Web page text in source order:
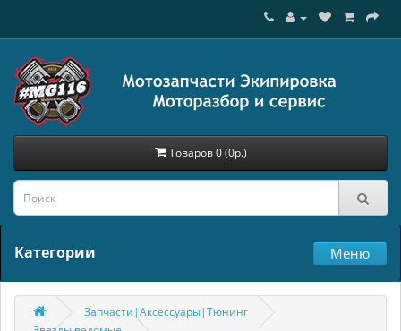
Товаров 0 (0р.)
Категории Меню
Запчасти|Аксессуары|Тюнинг